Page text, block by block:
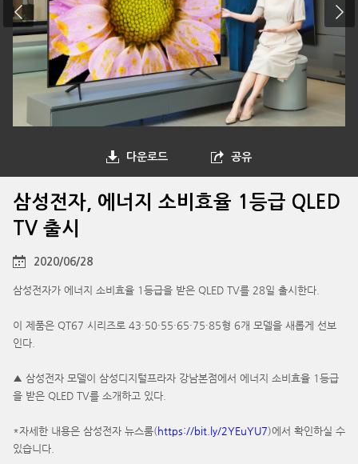
다운로드 공유
삼성전자, 에너지 소비효율 1등급 QLED
TV 출시
2020/06/28
삼성전자가 에너지 소비효율 1등급을 받은 QLED TV를 28일 출시한다.
이 제품은 QT67 시리즈로 43·50·55·65·75·85형 6개 모델을 새롭게 선보
인다.
▲ 삼성전자 모델이 삼성디지털프라자 강남본점에서 에너지 소비효율 1등급
을 받은 QLED TV를 소개하고 있다.
*자세한 내용은 삼성전자 뉴스룸(https://bit.ly/2YEuYU7)에서 확인하실 수
있습니다.